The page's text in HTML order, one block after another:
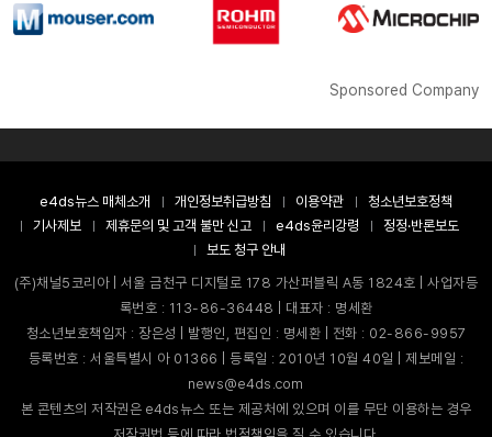
Sponsored Company
e4ds뉴스 매체소개 개인정보취급방침 이용약관
청소년보호정책
기사제보
제휴문의 및 고객 불만 신고 e4ds윤리강령
정정·반론보도
보도 청구 안내
(주)채널5코리아 | 서울 금천구 디지털로 178 가산퍼블릭 A동 1824호 | 사업자등
록번호 : 113-86-36448 | 대표자 : 명세환
청소년보호책임자 : 장은성 | 발행인, 편집인 : 명세환 | 전화 : 02-866-9957
등록번호 : 서울특별시 아 01366 | 등록일 : 2010년 10월 40일 | 제보메일 :
news@e4ds.com
본 콘텐츠의 저작권은 e4ds뉴스 또는 제공처에 있으며 이를 무단 이용하는 경우